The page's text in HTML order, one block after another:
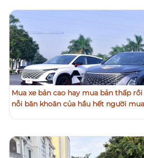
Mua xe bản cao hay mua bản thấp
nỗi băn khoăn của hầu hết người